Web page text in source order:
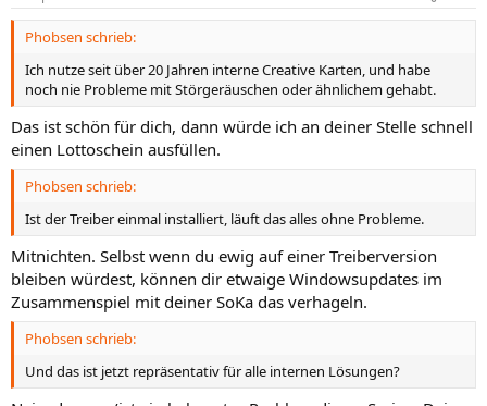
Phobsen schrieb:
Ich nutze seit über 20 Jahren interne Creative Karten, und habe
noch nie Probleme mit Störgeräuschen oder ähnlichem gehabt.
Das ist schön für dich, dann würde ich an deiner Stelle schnell
einen Lottoschein ausfüllen.
Phobsen schrieb:
Ist der Treiber einmal installiert, läuft das alles ohne Probleme.
Mitnichten. Selbst wenn du ewig auf einer Treiberversion
bleiben würdest, können dir etwaige Windowsupdates im
Zusammenspiel mit deiner SoKa das verhageln.
Phobsen schrieb:
Und das ist jetzt repräsentativ für alle internen Lösungen?